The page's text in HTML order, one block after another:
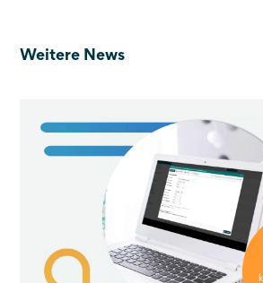
Weitere News